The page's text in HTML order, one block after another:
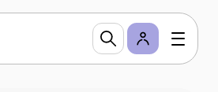
Byggeri har du adgang til kurser
specifikt til bygge- og